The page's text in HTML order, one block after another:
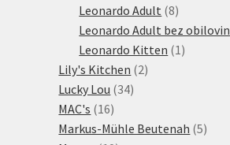
produktů
Leonardo Adult 88
produktů
Leonardo Adult bez obilovin
Leonardo Kitten 1 1
Lily's Kitchen 22
Lucky Lou 3434
MAC's 1616
produktů
Markus-Mühle Beutenah 55